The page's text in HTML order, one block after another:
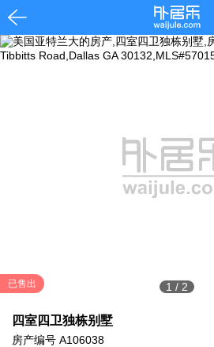
1 / 2
已售出
四室四卫独栋别墅
房产编号 A106038